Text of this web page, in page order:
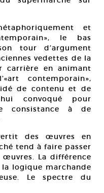
et
le bas
tour d’argument
vedettes de la
carrière en animant
contemporain»,
de contenu et de
convoqué pour
consistance à de
des œuvres en
tend à faire passer
La différence
logique marchande
Le spectre du